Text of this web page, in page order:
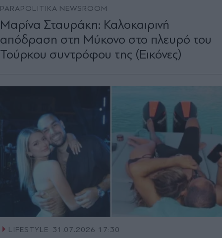
PARAPOLITIKA NEWSROOM
Μαρίνα Σταυράκη: Καλοκαιρινή
απόδραση στη Μύκονο στο πλευρό του
Τούρκου συντρόφου της (Εικόνες)
LIFESTYLE 31.07.2026 17:30